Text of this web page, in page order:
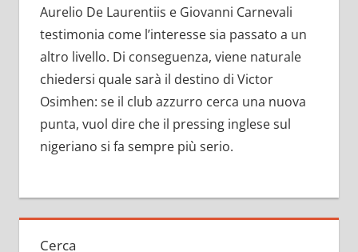
Aurelio De Laurentiis e Giovanni Carnevali
testimonia come l’interesse sia passato a un
altro livello. Di conseguenza, viene naturale
chiedersi quale sarà il destino di Victor
Osimhen: se il club azzurro cerca una nuova
punta, vuol dire che il pressing inglese sul
nigeriano si fa sempre più serio.
Cerca